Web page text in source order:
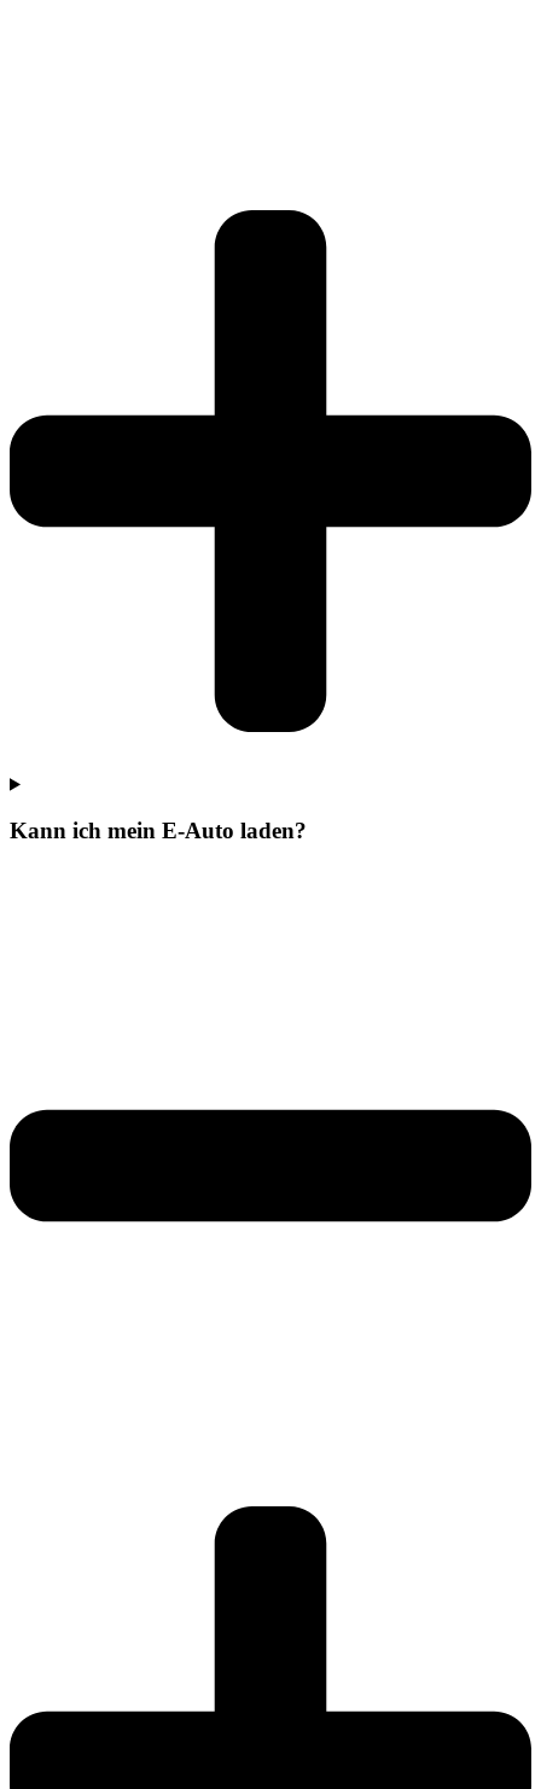
Kann ich mein E-Auto laden?